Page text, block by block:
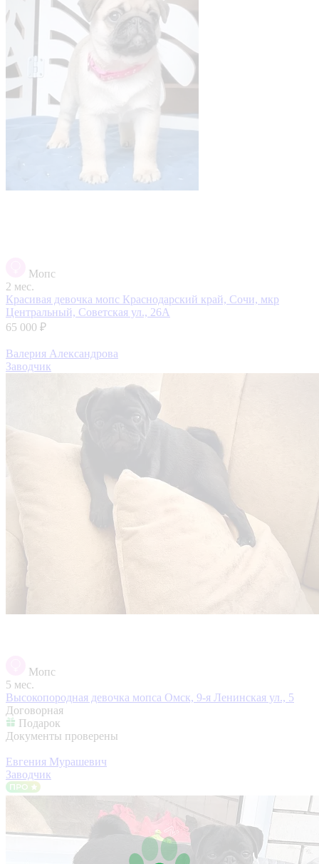
Мопс
2 мес.
Красивая девочка мопс Краснодарский край, Сочи, мкр
Центральный, Советская ул., 26А
65 000 ₽
Валерия Александрова
Заводчик
Мопс
5 мес.
Высокопородная девочка мопса Омск, 9-я Ленинская ул., 5
Договорная
Подарок
Документы проверены
Евгения Мурашевич
Заводчик